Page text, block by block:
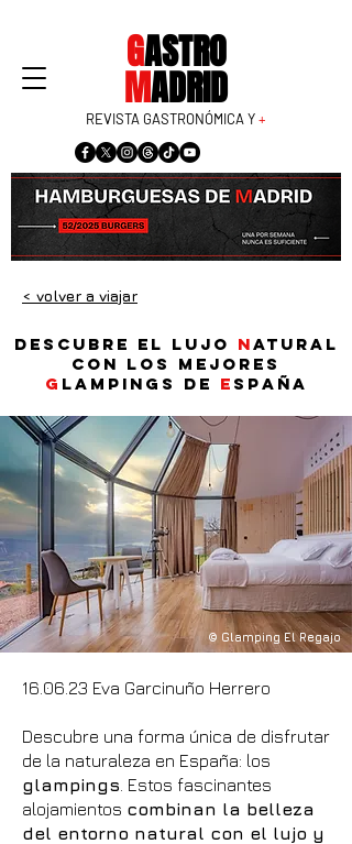
GASTRO
MADRID
REVISTA GASTRONÓMICA Y+
< volver a viajar
Descubre el lujo natural
con los mejores
g lampings de E spaña
© Glamping El Regajo
16.06.23 Eva Garcinuño Herrero
Descubre una forma única de disfrutar
de la naturaleza en España: los
glampings . Estos fascinantes
alojamientos combinan la belleza
del entorno natural con el lujo y